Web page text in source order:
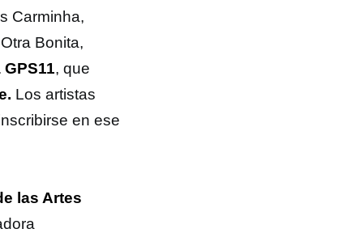
Carminha,
Bonita,
, que
Los artistas
en ese
las Artes